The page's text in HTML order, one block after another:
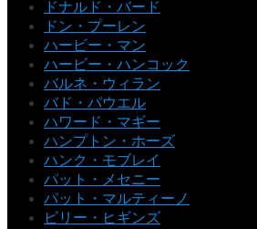
ドナルド・バード
ドン・プーレン
ハービー・マン
ハービー・ハンコック
バルネ・ウィラン
バド・パウエル
ハワード・マギー
ハンプトン・ホーズ
ハンク・モブレイ
パット・メセニー
パット・マルティーノ
ビリー・ヒギンズ